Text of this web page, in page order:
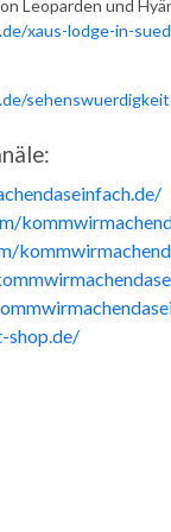
Leoparden und
xaus-lodge-in-
shop.de/